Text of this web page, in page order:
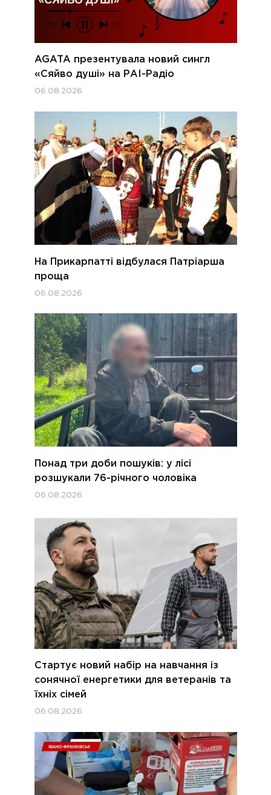
AGATA презентувала новий сингл
«Сяйво душі» на РАІ-Радіо
06.08.2026
На Прикарпатті відбулася Патріарша
проща
06.08.2026
Понад три доби пошуків: у лісі
розшукали 76-річного чоловіка
06.08.2026
Стартує новий набір на навчання із
сонячної енергетики для ветеранів та
їхніх сімей
06.08.2026